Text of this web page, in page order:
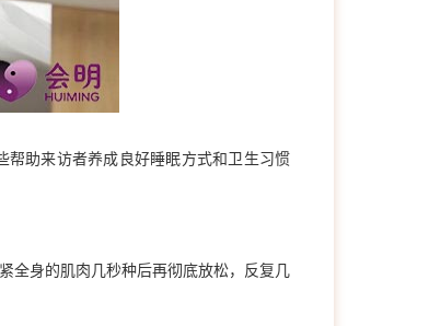
帮助来访者养成良好睡眠方式和卫生习惯
全身的肌肉几秒种后再彻底放松，反复几